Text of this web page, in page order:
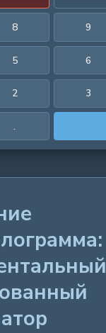
8 9
5 6
2 3
.